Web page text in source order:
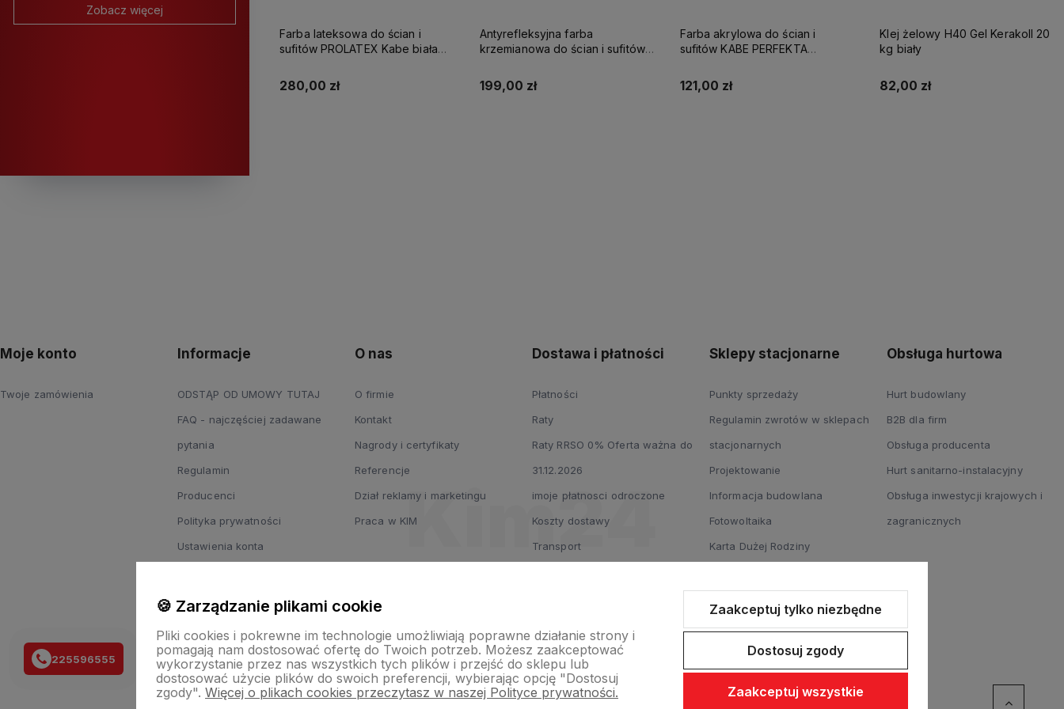
225596555
Zobacz więcej
Farba lateksowa do ścian i
sufitów PROLATEX Kabe biała
280,00 zł
Antyrefleksyjna farba
krzemianowa do ścian i sufitów
BAZA A MAT
199,00 zł
Farba akrylowa do ścian i
sufitów KABE PERFEKTA
121,00 zł
Klej żelowy H40 Gel Kerakoll 20
kg biały
82,00 zł
Moje konto
Twoje zamówienia
Informacje
ODSTĄP OD UMOWY TUTAJ
FAQ - najczęściej zadawane
pytania
Regulamin
Producenci
Polityka prywatności
Ustawienia konta
Reklamacje
Zgody
Regulamin zapisu do newslettera
O nas
O firmie
Kontakt
Nagrody i certyfikaty
Referencje
Dział reklamy i marketingu
Praca w KIM
Dostawa i płatności
Płatności
Raty
Raty RRSO 0% Oferta ważna do
31.12.2026
imoje płatnosci odroczone
Koszty dostawy
Transport
Sklepy stacjonarne
Punkty sprzedaży
Regulamin zwrotów w sklepach
stacjonarnych
Projektowanie
Informacja budowlana
Fotowoltaika
Karta Dużej Rodziny
Obsługa hurtowa
Hurt budowlany
B2B dla firm
Obsługa producenta
Hurt sanitarno-instalacyjny
Obsługa inwestycji krajowych i
zagranicznych
🍪 Zarządzanie plikami cookie
Pliki cookies i pokrewne im technologie umożliwiają poprawne działanie strony i
pomagają nam dostosować ofertę do Twoich potrzeb. Możesz zaakceptować
wykorzystanie przez nas wszystkich tych plików i przejść do sklepu lub
dostosować użycie plików do swoich preferencji, wybierając opcję "Dostosuj
zgody". Więcej o plikach cookies przeczytasz w naszej Polityce prywatności.
Zaakceptuj tylko niezbędne
Dostosuj zgody
Zaakceptuj wszystkie